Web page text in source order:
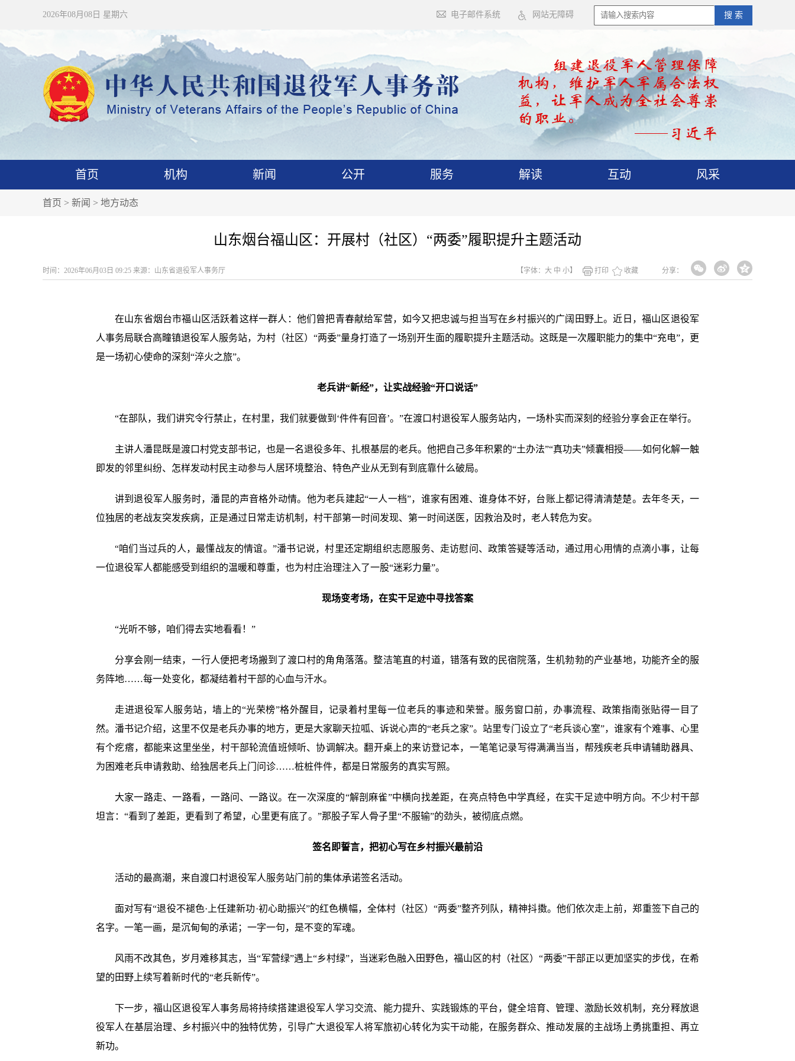
2026年08月08日 星期六 搜 索
电子邮件系统 网站无障碍
首页 机构 新闻 公开 服务 解读 互动 风采
首页 > 新闻 > 地方动态
山东烟台福山区：开展村（社区）“两委”履职提升主题活动
时间：2026年06月03日 09:25 来源：山东省退役军人事务厅 分享：
【字体： 大 中 小】 打印 收藏
在山东省烟台市福山区活跃着这样一群人：他们曾把青春献给军营，如今又把忠诚与担当写在乡村振兴的广阔田野上。近日，福山区退役军
人事务局联合高疃镇退役军人服务站，为村（社区）“两委”量身打造了一场别开生面的履职提升主题活动。这既是一次履职能力的集中“充电”，更
是一场初心使命的深刻“淬火之旅”。
老兵讲“新经”，让实战经验“开口说话”
“在部队，我们讲究令行禁止，在村里，我们就要做到‘件件有回音’。 ”在渡口村退役军人服务站内，一场朴实而深刻的经验分享会正在举行。
主讲人潘昆既是渡口村党支部书记，也是一名退役多年、扎根基层的老兵。他把自己多年积累的“土办法”“真功夫”倾囊相授——如何化解一触
即发的邻里纠纷、怎样发动村民主动参与人居环境整治、特色产业从无到有到底靠什么破局。
讲到退役军人服务时，潘昆的声音格外动情。他为老兵建起“一人一档”，谁家有困难、谁身体不好，台账上都记得清清楚楚。去年冬天，一
位独居的老战友突发疾病，正是通过日常走访机制，村干部第一时间发现、第一时间送医，因救治及时，老人转危为安。
“咱们当过兵的人，最懂战友的情谊。”潘书记说，村里还定期组织志愿服务、走访慰问、政策答疑等活动，通过用心用情的点滴小事，让每
一位退役军人都能感受到组织的温暖和尊重，也为村庄治理注入了一股“迷彩力量”。
现场变考场，在实干足迹中寻找答案
“光听不够，咱们得去实地看看！”
分享会刚一结束，一行人便把考场搬到了渡口村的角角落落。整洁笔直的村道，错落有致的民宿院落，生机勃勃的产业基地，功能齐全的服
务阵地……每一处变化，都凝结着村干部的心血与汗水。
走进退役军人服务站，墙上的“光荣榜”格外醒目，记录着村里每一位老兵的事迹和荣誉。服务窗口前，办事流程、政策指南张贴得一目了
然。潘书记介绍，这里不仅是老兵办事的地方，更是大家聊天拉呱、诉说心声的“老兵之家”。站里专门设立了“老兵谈心室”，谁家有个难事、心里
有个疙瘩，都能来这里坐坐，村干部轮流值班倾听、协调解决。翻开桌上的来访登记本，一笔笔记录写得满满当当，帮残疾老兵申请辅助器具、
为困难老兵申请救助、给独居老兵上门问诊……桩桩件件，都是日常服务的真实写照。
大家一路走、一路看，一路问、一路议。在一次深度的“解剖麻雀”中横向找差距，在亮点特色中学真经，在实干足迹中明方向。不少村干部
坦言：“看到了差距，更看到了希望，心里更有底了。”那股子军人骨子里“不服输”的劲头，被彻底点燃。
签名即誓言，把初心写在乡村振兴最前沿
活动的最高潮，来自渡口村退役军人服务站门前的集体承诺签名活动。
面对写有“退役不褪色·上任建新功·初心助振兴”的红色横幅，全体村（社区）“两委”整齐列队，精神抖擞。他们依次走上前，郑重签下自己的
名字。一笔一画，是沉甸甸的承诺；一字一句，是不变的军魂。
风雨不改其色，岁月难移其志，当“军营绿”遇上“乡村绿”，当迷彩色融入田野色，福山区的村（社区）“两委”干部正以更加坚实的步伐，在希
望的田野上续写着新时代的“老兵新传”。
下一步，福山区退役军人事务局将持续搭建退役军人学习交流、能力提升、实践锻炼的平台，健全培育、管理、激励长效机制，充分释放退
役军人在基层治理、乡村振兴中的独特优势，引导广大退役军人将军旅初心转化为实干动能，在服务群众、推动发展的主战场上勇挑重担、再立
新功。